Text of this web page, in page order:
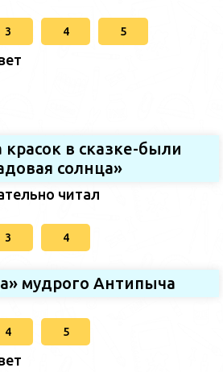
3 4 5
красок в сказке-были
солнца»
читал
3 4
мудрого Антипыча
4 5